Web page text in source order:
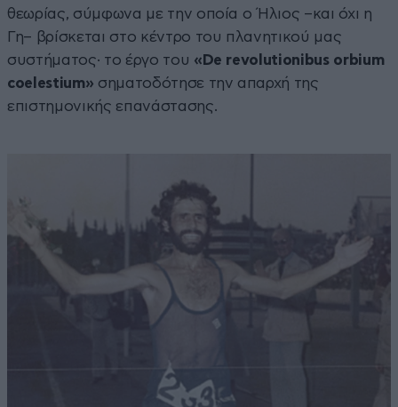
θεωρίας, σύμφωνα με την οποία ο Ήλιος –και όχι η
Γη– βρίσκεται στο κέντρο του πλανητικού μας
συστήματος· το έργο του «De revolutionibus orbium
coelestium» σηματοδότησε την απαρχή της
επιστημονικής επανάστασης.